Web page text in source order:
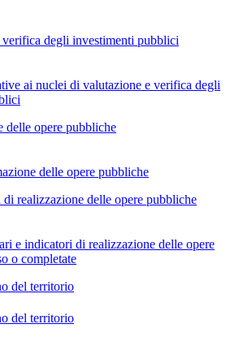
degli investimenti pubblici
ai nuclei di valutazione e verifica degli
delle opere pubbliche
delle opere pubbliche
realizzazione delle opere pubbliche
e indicatori di realizzazione delle opere
o completate
del territorio
del territorio